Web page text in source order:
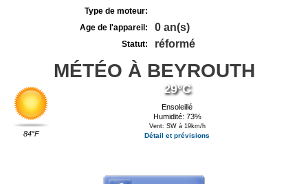
Type de moteur:
Age de l'appareil:
0 an(s)
Statut: réformé
MÉTÉO À BEYROUTH
84°F
29°C
Ensoleillé
Humidité: 73%
Vent: SW à 19km/h
Détail et prévisions